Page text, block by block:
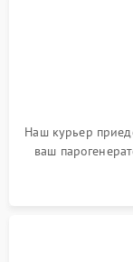
Наш курьер
ваш